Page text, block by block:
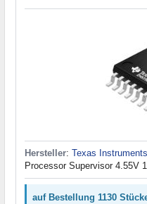
Hersteller: Texas Instruments
Processor Supervisor 4.55V
auf Bestellung 1130